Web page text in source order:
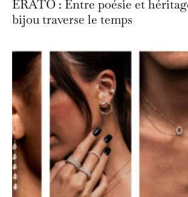
ERATO : Entre poésie et
bijou traverse le temps